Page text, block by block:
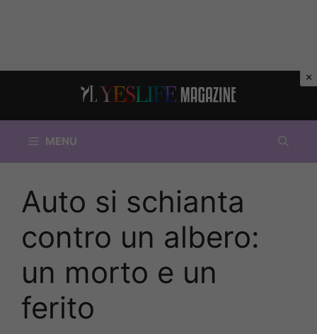
MENU
Auto si schianta
contro un albero:
un morto e un
ferito